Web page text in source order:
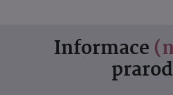
Informace